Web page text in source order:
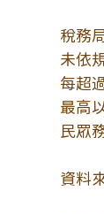
稅務
未依
每超
最高
民眾
資料